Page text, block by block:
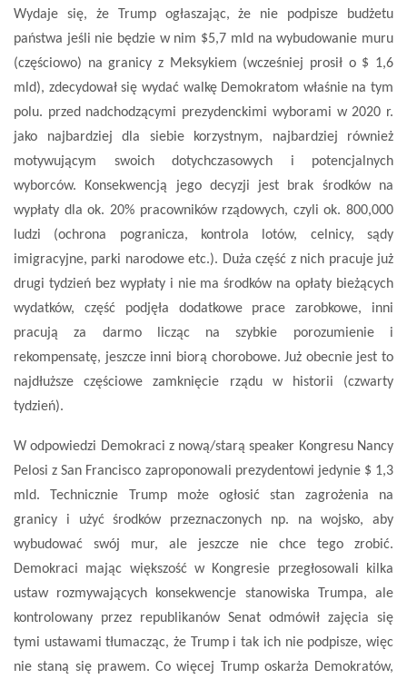
Wydaje się, że Trump ogłaszając, że nie podpisze budżetu
państwa jeśli nie będzie w nim $5,7 mld na wybudowanie muru
(częściowo) na granicy z Meksykiem (wcześniej prosił o $ 1,6
mld), zdecydował się wydać walkę Demokratom właśnie na tym
polu. przed nadchodzącymi prezydenckimi wyborami w 2020 r.
jako najbardziej dla siebie korzystnym, najbardziej również
motywującym swoich dotychczasowych i potencjalnych
wyborców. Konsekwencją jego decyzji jest brak środków na
wypłaty dla ok. 20% pracowników rządowych, czyli ok. 800,000
ludzi (ochrona pogranicza, kontrola lotów, celnicy, sądy
imigracyjne, parki narodowe etc.). Duża część z nich pracuje już
drugi tydzień bez wypłaty i nie ma środków na opłaty bieżących
wydatków, część podjęła dodatkowe prace zarobkowe, inni
pracują za darmo licząc na szybkie porozumienie i
rekompensatę, jeszcze inni biorą chorobowe. Już obecnie jest to
najdłuższe częściowe zamknięcie rządu w historii (czwarty
tydzień).
W odpowiedzi Demokraci z nową/starą speaker Kongresu Nancy
Pelosi z San Francisco zaproponowali prezydentowi jedynie $ 1,3
mld. Technicznie Trump może ogłosić stan zagrożenia na
granicy i użyć środków przeznaczonych np. na wojsko, aby
wybudować swój mur, ale jeszcze nie chce tego zrobić.
Demokraci mając większość w Kongresie przegłosowali kilka
ustaw rozmywających konsekwencje stanowiska Trumpa, ale
kontrolowany przez republikanów Senat odmówił zajęcia się
tymi ustawami tłumacząc, że Trump i tak ich nie podpisze, więc
nie staną się prawem. Co więcej Trump oskarża Demokratów,